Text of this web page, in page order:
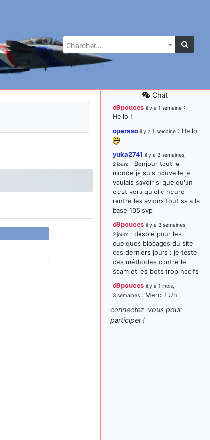
Chercher…
Chat
d9pouces il y a 1 semaine :
Hello !
operaso il y a 1 semaine : Hello
yuka2741 il y a 3 semaines,
2 jours : Bonjour tout le
monde je suis nouvelle je
voulais savoir si quelqu'un
c'est vers qu'elle heure
rentre les avions tout sa a la
base 105 svp
d9pouces il y a 3 semaines,
2 jours : désolé pour les
quelques blocages du site
ces derniers jours : je teste
des méthodes contre le
spam et les bots trop nocifs
d9pouces il y a 1 mois,
3 semaines : Merci ! Un
paxwax il y a 1 mois, 3 semaines
connectez-vous pour
participer !